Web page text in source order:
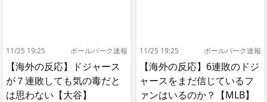
11/25 19:25 ボールパーク速報
【海外の反応】ドジャース
が７連敗しても気の毒だと
は思わない【大谷】
11/25 19:25 ボールパーク速報
【海外の反応】6連敗のドジ
ャースをまだ信じているフ
ァンはいるのか？【MLB】